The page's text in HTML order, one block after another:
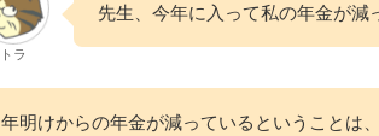
トラ
先生、今年に入って私の年金が減
年明けからの年金が減っているということは